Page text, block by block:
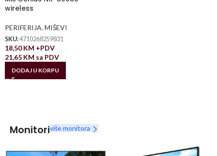
wireless
PERIFERIJA, MIŠEVI
SKU:4710268259831
18,50KM +PDV
21,65 KM sa PDV
DODAJ U KORPU
Monitoriviše monitora